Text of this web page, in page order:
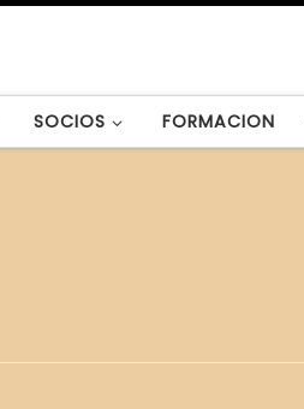
SOCIOS FORMACION